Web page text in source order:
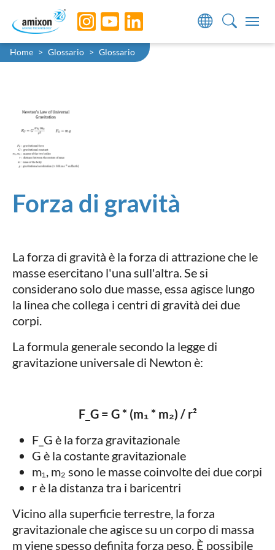
Skip to main navigation
Skip to main content
Skip to page footer
You are here:
Home Glossario Glossario
Forza di gravità
La forza di gravità è la forza di attrazione che le
masse esercitano l'una sull'altra. Se si
considerano solo due masse, essa agisce lungo
la linea che collega i centri di gravità dei due
corpi.
La formula generale secondo la legge di
gravitazione universale di Newton è:
F_G = G * (m₁ * m₂) / r²
F_G è la forza gravitazionale
G è la costante gravitazionale
m₁, m₂ sono le masse coinvolte dei due corpi
r è la distanza tra i baricentri
Vicino alla superficie terrestre, la forza
gravitazionale che agisce su un corpo di massa
m viene spesso definita forza peso. È possibile